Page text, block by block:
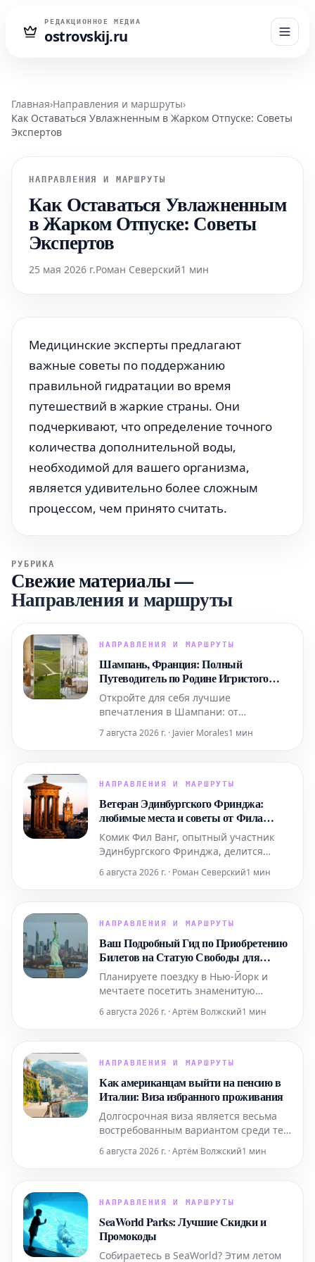
РЕДАКЦИОННОЕ МЕДИА
ostrovskij.ru
Главная›Направления и маршруты›
Как Оставаться Увлажненным в Жарком Отпуске: Советы
Экспертов
НАПРАВЛЕНИЯ И МАРШРУТЫ
Как Оставаться Увлажненным
в Жарком Отпуске: Советы
Экспертов
25 мая 2026 г.Роман Северский1 мин
Медицинские эксперты предлагают
важные советы по поддержанию
правильной гидратации во время
путешествий в жаркие страны. Они
подчеркивают, что определение точного
количества дополнительной воды,
необходимой для вашего организма,
является удивительно более сложным
процессом, чем принято считать.
РУБРИКА
Свежие материалы—
Направления и маршруты
НАПРАВЛЕНИЯ И МАРШРУТЫ
Шампань, Франция: Полный
Путеводитель по Родине Игристого
Вина
Откройте для себя лучшие
впечатления в Шампани: от
ярких выступлений живого хип-хопа
поесть и комфортно остановиться в
7 августа 2026 г. · Javier Morales1 мин
НАПРАВЛЕНИЯ И МАРШРУТЫ
Ветеран Эдинбургского Фринджа:
любимые места и советы от Фила
Ванга
Комик Фил Ванг, опытный участник
Эдинбургского Фринджа, делится
вкусно поесть и выпить во время
которые еще можно забронировать.
6 августа 2026 г. · Роман Северский1 мин
НАПРАВЛЕНИЯ И МАРШРУТЫ
Ваш Подробный Гид по Приобретению
Билетов на Статую Свободы для
Поездки в Нью-Йорк
Планируете поездку в Нью-Йорк и
мечтаете посетить знаменитую
содержит всю необходимую
максимально эффективно
всемирно известной
достопримечательности. Узнайте, как
забронир
6 августа 2026 г. · Артём Волжский1 мин
НАПРАВЛЕНИЯ И МАРШРУТЫ
Как американцам выйти на пенсию в
Италии: Виза избранного проживания
Долгосрочная виза является весьма
востребованным вариантом среди тех,
постоянное жительство. Ниже
6 августа 2026 г. · Артём Волжский1 мин
НАПРАВЛЕНИЯ И МАРШРУТЫ
SeaWorld Parks: Лучшие Скидки и
Промокоды
Собираетесь в SeaWorld? Этим летом